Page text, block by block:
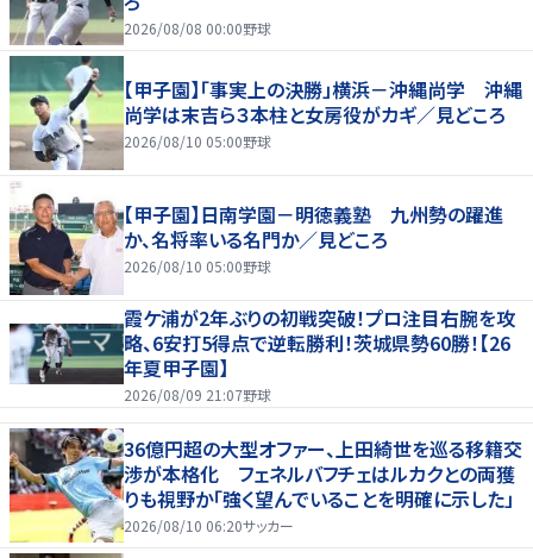
2026/08/08 00:00野球
【甲子園】「事実上の決勝」横浜－沖縄尚学 沖縄
尚学は末吉ら３本柱と女房役がカギ／見どころ
2026/08/10 05:00野球
【甲子園】日南学園－明徳義塾 九州勢の躍進
か、名将率いる名門か／見どころ
2026/08/10 05:00野球
霞ケ浦が2年ぶりの初戦突破！プロ注目右腕を攻
略、6安打5得点で逆転勝利！茨城県勢60勝！【26
年夏甲子園】
2026/08/09 21:07野球
36億円超の大型オファー、上田綺世を巡る移籍交
渉が本格化 フェネルバフチェはルカクとの両獲
りも視野か「強く望んでいることを明確に示した」
2026/08/10 06:20サッカー